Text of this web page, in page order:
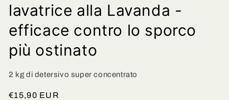
lavatrice alla Lavanda -
efficace contro lo sporco
più ostinato
2 kg di detersivo super concentrato
Prezzo
€15,90 EUR